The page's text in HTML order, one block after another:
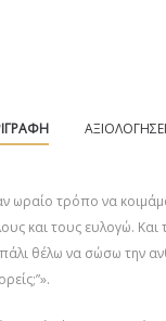
ωραίο τρόπο να
και τους ευλογώ. Και
θέλω να σώσω την